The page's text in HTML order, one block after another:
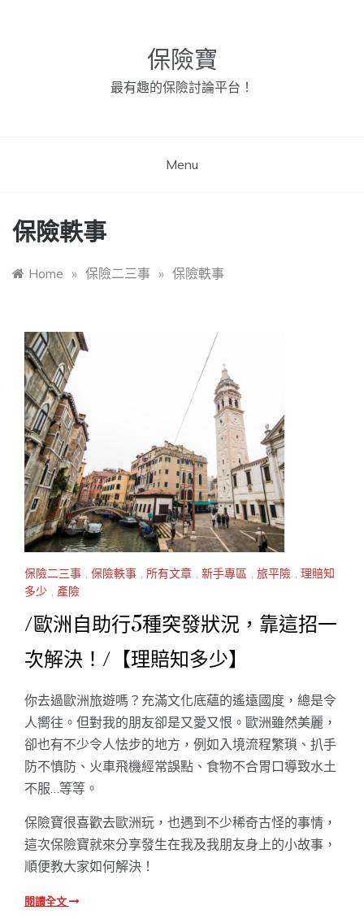
保險寶
最有趣的保險討論平台！
Menu
保險軼事
Home » 保險二三事 » 保險軼事
保險二三事 , 保險軼事 , 所有文章 , 新手專區 , 旅平險 , 理賠知
多少 , 產險
/歐洲自助行5種突發狀況，靠這招一
次解決！/【理賠知多少】
你去過歐洲旅遊嗎？充滿文化底蘊的遙遠國度，總是令
人嚮往。但對我的朋友卻是又愛又恨。歐洲雖然美麗，
卻也有不少令人怯步的地方，例如入境流程繁瑣、扒手
防不慎防、火車飛機經常誤點、食物不合胃口導致水土
不服…等等。
保險寶很喜歡去歐洲玩，也遇到不少稀奇古怪的事情，
這次保險寶就來分享發生在我及我朋友身上的小故事，
順便教大家如何解決！
閱讀全文